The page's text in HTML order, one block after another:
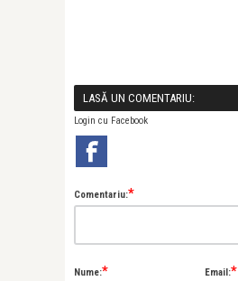
LASĂ UN COMENTARIU:
Login cu Facebook
Comentariu:*
Nume:* Email:*